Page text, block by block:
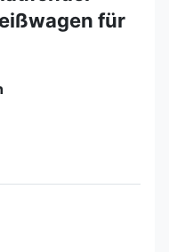
für